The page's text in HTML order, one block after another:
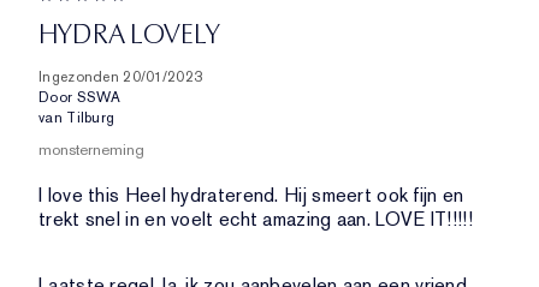
HYDRA LOVELY
Ingezonden 20/01/2023
Door SSWA
van Tilburg
monsterneming
I love this Heel hydraterend. Hij smeert ook fijn en
trekt snel in en voelt echt amazing aan. LOVE IT!!!!!